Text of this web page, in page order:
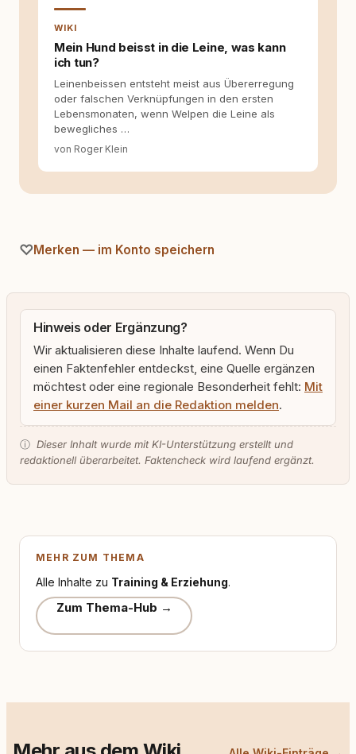
Hinterfragen zusammenkommen. Mit meinen
WIKI
Mein Hund beisst in die Leine, was kann
ich tun?
Leinenbeissen entsteht meist aus Übererregung
oder falschen Verknüpfungen in den ersten
Lebensmonaten, wenn Welpen die Leine als
bewegliches …
von Roger Klein
Merken — im Konto speichern
Hinweis oder Ergänzung?
Wir aktualisieren diese Inhalte laufend. Wenn Du
einen Faktenfehler entdeckst, eine Quelle ergänzen
möchtest oder eine regionale Besonderheit fehlt: Mit
einer kurzen Mail an die Redaktion melden.
ⓘ Dieser Inhalt wurde mit KI-Unterstützung erstellt und
redaktionell überarbeitet. Faktencheck wird laufend ergänzt.
MEHR ZUM THEMA
Alle Inhalte zu Training & Erziehung.
Zum Thema-Hub →